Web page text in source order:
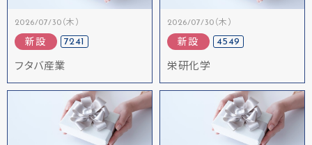
2026/07/30（木）
新設 7241
フタバ産業
2026/07/30（木）
新設 4549
栄研化学